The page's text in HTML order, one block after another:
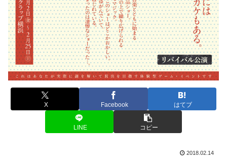
X Facebook はてブ
LINE コピー
2018.02.14